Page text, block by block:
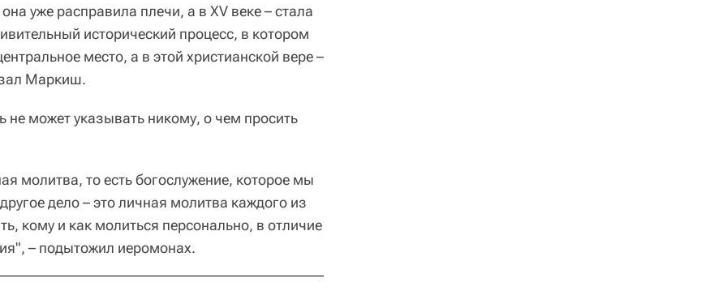
уже расправила плечи, а в XV веке – стала
исторический процесс, в котором
место, а в этой христианской вере –
Маркиш.
может указывать никому, о чем просить
молитва, то есть богослужение, которое мы
дело – это личная молитва каждого из
кому и как молиться персонально, в отличие
– подытожил иеромонах.